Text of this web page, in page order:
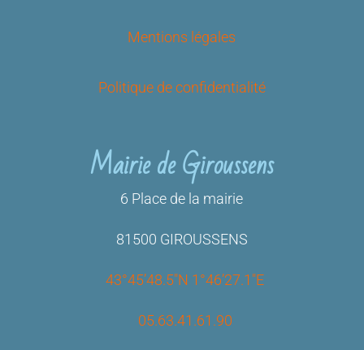
Mentions légales
Politique de confidentialité
Mairie de Giroussens
6 Place de la mairie
81500 GIROUSSENS
43°45’48.5″N 1°46’27.1″E
05.63.41.61.90